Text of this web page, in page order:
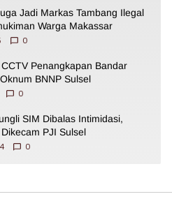
Jadi Markas Tambang Ilegal
Warga Makassar
0
Penangkapan Bandar
BNNP Sulsel
0
SIM Dibalas Intimidasi,
PJI Sulsel
0